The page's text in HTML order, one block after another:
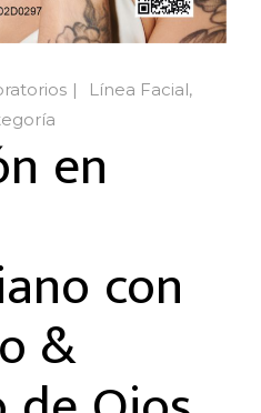
Línea Facial
en
con
&